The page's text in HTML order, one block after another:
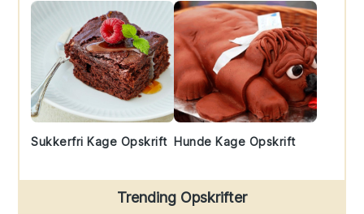
Sukkerfri Kage Opskrift Hunde Kage Opskrift
Trending Opskrifter